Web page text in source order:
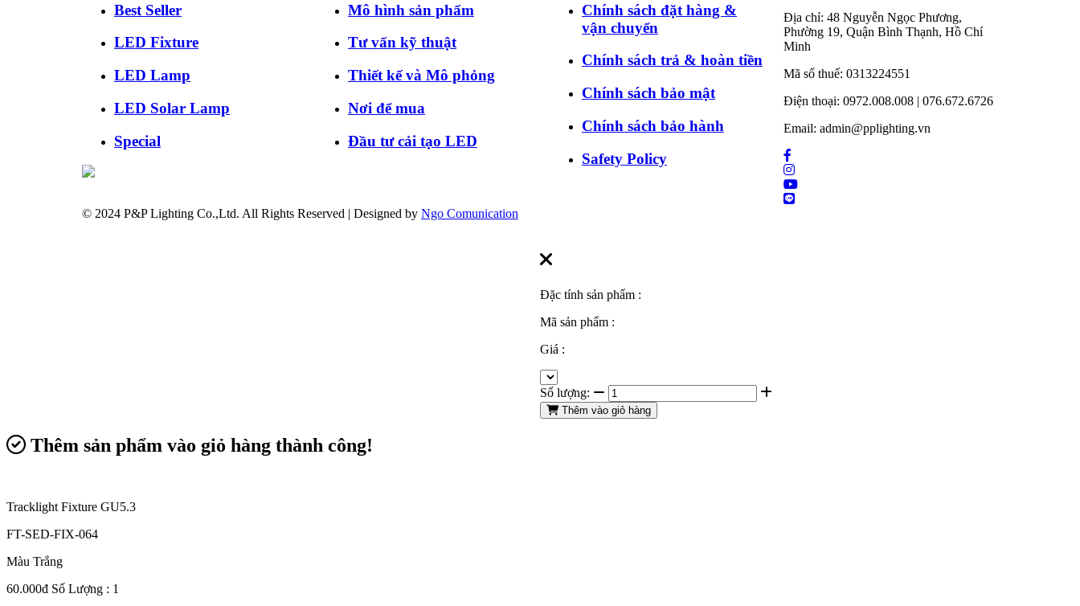
Best Seller
LED Fixture
LED Lamp
LED Solar Lamp
Special
Mô hình sản phẩm
Tư vấn kỹ thuật
Thiết kế và Mô phỏng
Nơi để mua
Đầu tư cải tạo LED
Chính sách đặt hàng &
vận chuyển
Chính sách trả & hoàn tiền
Chính sách bảo mật
Chính sách bảo hành
Safety Policy
Địa chỉ: 48 Nguyễn Ngọc Phương,
Phường 19, Quận Bình Thạnh, Hồ Chí
Minh
Mã số thuế: 0313224551
Điện thoại: 0972.008.008 | 076.672.6726
Email: admin@pplighting.vn
© 2024 P&P Lighting Co.,Ltd. All Rights Reserved | Designed by Ngo Comunication
Đặc tính sản phẩm :
Mã sản phẩm :
Giá :
Số lượng:
Thêm vào giỏ hàng
Thêm sản phẩm vào giỏ hàng thành công!
Tracklight Fixture GU5.3
FT-SED-FIX-064
Màu Trắng
60.000đ Số Lượng : 1